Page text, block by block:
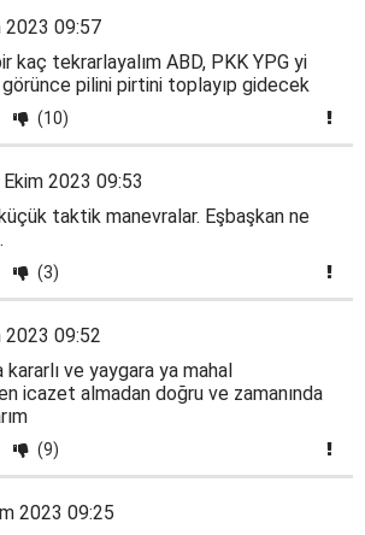
2023 09:57
kaç tekrarlayalım ABD, PKK YPG yi
pilini pirtini toplayıp gidecek
(10)
2023 09:53
taktik manevralar. Eşbaşkan ne
(3)
2023 09:52
ve yaygara ya mahal
icazet almadan doğru ve zamanında
(9)
2023 09:25